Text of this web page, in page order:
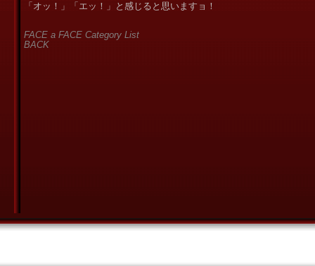
「オッ！」「エッ！」と感じると思いますョ！
FACE a FACE Category List
BACK